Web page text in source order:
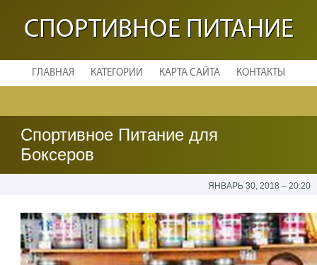
СПОРТИВНОЕ ПИТАНИЕ
ГЛАВНАЯ КАТЕГОРИИ КАРТА САЙТА КОНТАКТЫ
Спортивное Питание для
Боксеров
ЯНВАРЬ 30, 2018 – 20:20